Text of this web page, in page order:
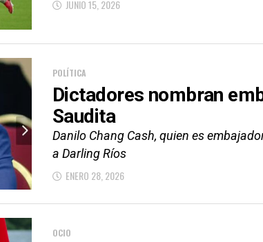
JUNIO 15, 2026
POLÍTICA
Dictadores nombran
Saudita
Danilo Chang Cash, quien es
a Darling Ríos
ENERO 28, 2026
OCIO